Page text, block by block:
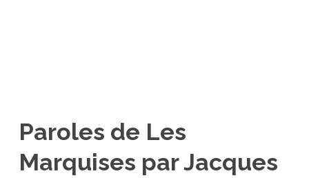
Paroles de Les
Marquises par Jacques